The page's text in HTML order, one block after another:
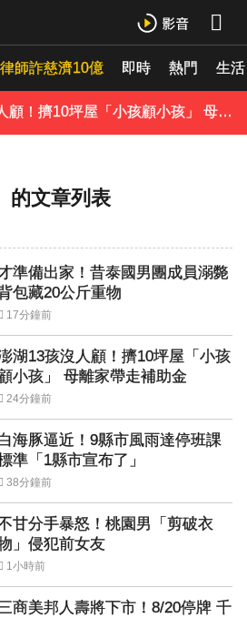
律師詐慈濟10億 即時 熱門 生活
才準備出家！昔泰國男團成員溺斃 背包藏20公斤重物
澎湖13孩沒人顧！擠10坪屋「小孩顧小孩」 母離家帶走補助金
的文章列表
準備出家！昔泰國男團成員溺斃
包藏20公斤重物
17分鐘前
湖13孩沒人顧！擠10坪屋「小孩
小孩」 母離家帶走補助金
24分鐘前
海豚逼近！9縣市風雨達停班課
準「1縣市宣布了」
38分鐘前
甘分手暴怒！桃園男「剪破衣
」侵犯前女友
1小時前
商美邦人壽將下市！8/20停牌 千